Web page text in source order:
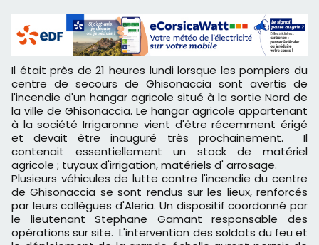
Il était près de 21 heures lundi lorsque les pompiers du
centre de secours de Ghisonaccia sont avertis de
l'incendie d'un hangar agricole situé à la sortie Nord de
la ville de Ghisonaccia. Le hangar agricole appartenant
à la société Irrigaronne vient d'être récemment érigé
et devait être inauguré très prochainement. Il
contenait essentiellement un stock de matériel
agricole ; tuyaux d'irrigation, matériels d' arrosage.
Plusieurs véhicules de lutte contre l'incendie du centre
de Ghisonaccia se sont rendus sur les lieux, renforcés
par leurs collègues d'Aleria. Un dispositif coordonné par
le lieutenant Stephane Gamant responsable des
opérations sur site. L'intervention des soldats du feu et